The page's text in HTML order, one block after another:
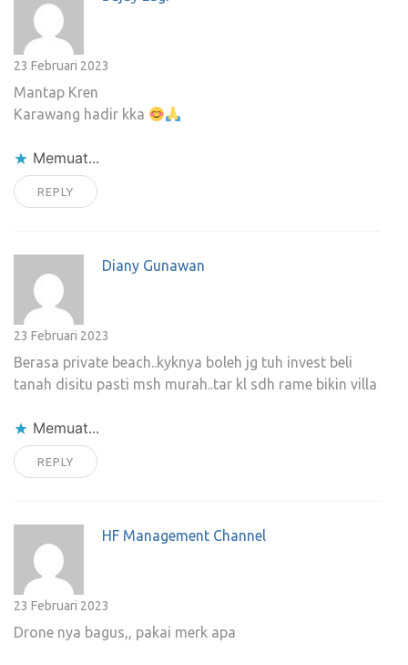
23 Februari 2023
Mantap Kren
Karawang hadir kka
Memuat...
REPLY
Diany Gunawan
23 Februari 2023
Berasa private beach..kyknya boleh jg tuh invest beli
tanah disitu pasti msh murah..tar kl sdh rame bikin villa
Memuat...
REPLY
HF Management Channel
23 Februari 2023
Drone nya bagus,, pakai merk apa